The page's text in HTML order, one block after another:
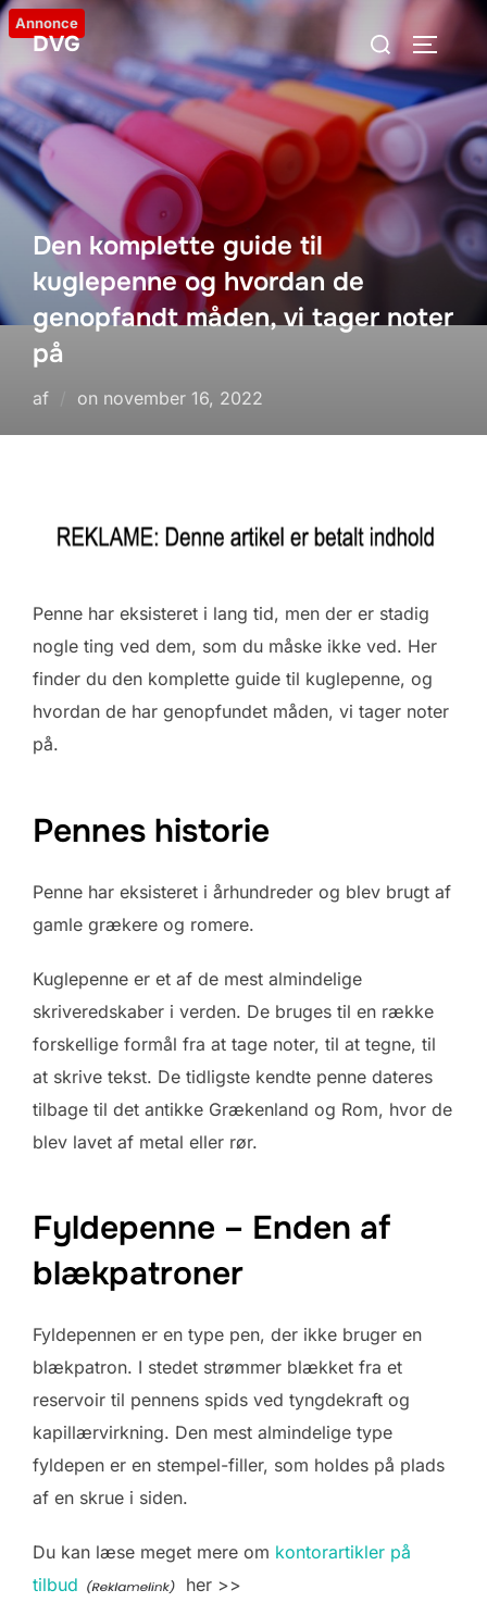
Videre
til
indhold
DVG
Søg
efter:
Annonce
Den komplette guide til
kuglepenne og hvordan de
genopfandt måden, vi tager noter
på
af on Udgivet
november 16, 2022
Penne har eksisteret i lang tid, men der er stadig
nogle ting ved dem, som du måske ikke ved. Her
finder du den komplette guide til kuglepenne, og
hvordan de har genopfundet måden, vi tager noter
på.
Pennes historie
Penne har eksisteret i århundreder og blev brugt af
gamle grækere og romere.
Kuglepenne er et af de mest almindelige
skriveredskaber i verden. De bruges til en række
forskellige formål fra at tage noter, til at tegne, til
at skrive tekst. De tidligste kendte penne dateres
tilbage til det antikke Grækenland og Rom, hvor de
blev lavet af metal eller rør.
Fyldepenne – Enden af
blækpatroner
Fyldepennen er en type pen, der ikke bruger en
blækpatron. I stedet strømmer blækket fra et
reservoir til pennens spids ved tyngdekraft og
kapillærvirkning. Den mest almindelige type
fyldepen er en stempel-filler, som holdes på plads
af en skrue i siden.
Du kan læse meget mere om kontorartikler på
tilbud
her >>